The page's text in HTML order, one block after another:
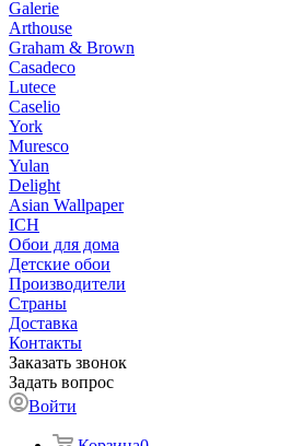
Galerie
Arthouse
Graham & Brown
Casadeco
Lutece
Caselio
York
Muresco
Yulan
Delight
Asian Wallpaper
ICH
Обои для дома
Детские обои
Производители
Страны
Доставка
Контакты
Заказать звонок
Задать вопрос
Войти